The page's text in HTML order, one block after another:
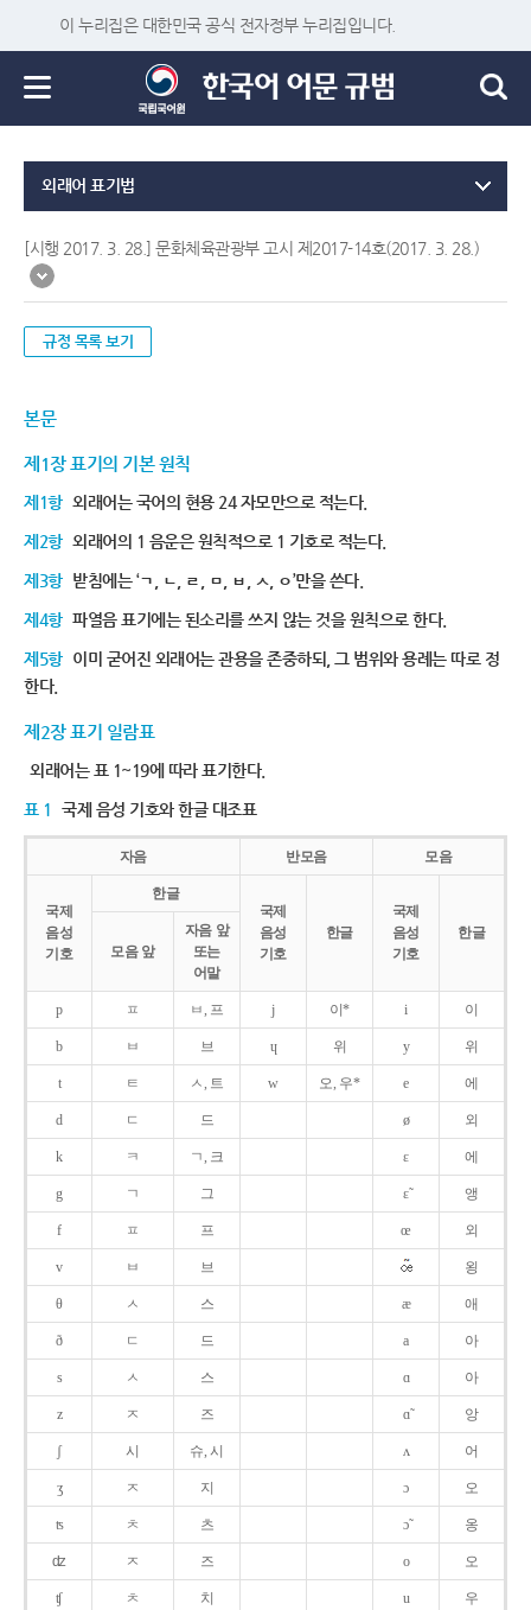
이 누리집은 대한민국 공식 전자정부 누리집입니다.
외래어 표기법
[시행 2017. 3. 28.] 문화체육관광부 고시 제2017-14호(2017. 3. 28.)
규정 목록 보기
본문
제1장 표기의 기본 원칙
제1항 외래어는 국어의 현용 24 자모만으로 적는다.
제2항 외래어의 1 음운은 원칙적으로 1 기호로 적는다.
제3항 받침에는 ‘ㄱ, ㄴ, ㄹ, ㅁ, ㅂ, ㅅ, ㅇ’만을 쓴다.
제4항 파열음 표기에는 된소리를 쓰지 않는 것을 원칙으로 한다.
제5항 이미 굳어진 외래어는 관용을 존중하되, 그 범위와 용례는 따로 정
한다.
제2장 표기 일람표
외래어는 표 1~19에 따라 표기한다.
표 1 국제 음성 기호와 한글 대조표
자음 반모음 모음
국제
음성
기호
한글
국제
음성
기호
한글
국제
음성
기호
한글
모음 앞
자음 앞
또는
어말
p ㅍ ㅂ, 프 j 이* i 이
b ㅂ 브 ɥ 위 y 위
t ㅌ ㅅ, 트 w 오, 우* e 에
d ㄷ 드 ø 외
k ㅋ ㄱ, 크 ɛ 에
g ㄱ 그 ɛ̃ 앵
f ㅍ 프 œ 외
v ㅂ 브 욍
θ ㅅ 스 æ 애
ð ㄷ 드 a 아
s ㅅ 스 ɑ 아
z ㅈ 즈 ɑ̃ 앙
ʃ 시 슈, 시 ʌ 어
ʒ ㅈ 지 ɔ 오
ʦ ㅊ 츠 ɔ̃ 옹
ʣ ㅈ 즈 o 오
ʧ ㅊ 치 u 우